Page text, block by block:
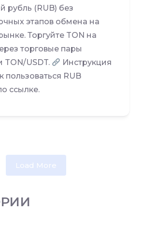
рубль (RUB) без
этапов обмена на
Торгуйте TON на
торговые пары
TON/USDT.
Инструкция
пользоваться RUB
ссылке.
Load More